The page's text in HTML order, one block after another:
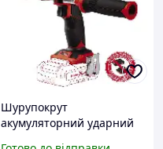
Шурупокрут
акумуляторний ударний